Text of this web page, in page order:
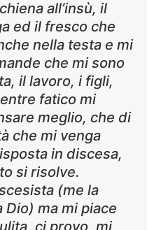
all’insù, il
ed il fresco che
nella testa e mi
che mi sono
il lavoro, i figli,
fatico mi
meglio, che di
che mi venga
in discesa,
si risolve.
(me la
ma mi piace